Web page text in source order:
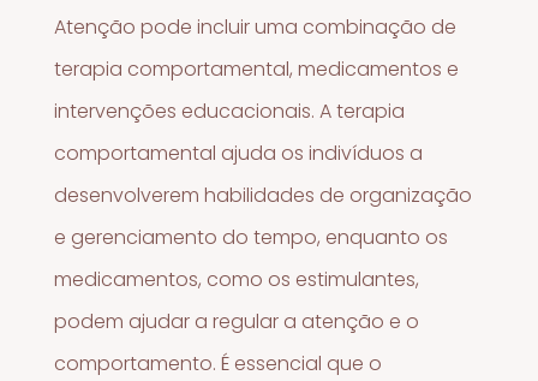
Atenção pode incluir uma combinação de
terapia comportamental, medicamentos e
intervenções educacionais. A terapia
comportamental ajuda os indivíduos a
desenvolverem habilidades de organização
e gerenciamento do tempo, enquanto os
medicamentos, como os estimulantes,
podem ajudar a regular a atenção e o
comportamento. É essencial que o